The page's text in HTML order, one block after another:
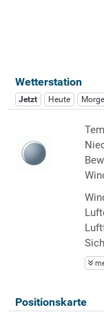
Wetterstation
Jetzt Heute
Positionskarte